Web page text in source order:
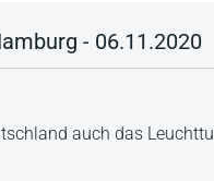
- 06.11.2020
auch das